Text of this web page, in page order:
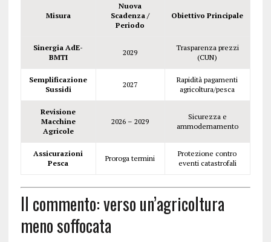
Misura
Nuova
Scadenza /
Periodo
Obiettivo Principale
Sinergia AdE-
BMTI
2029
Trasparenza prezzi
(CUN)
Semplificazione
Sussidi
2027
Rapidità pagamenti
agricoltura/pesca
Revisione
Macchine
Agricole
2026 – 2029
Sicurezza e
ammodernamento
Assicurazioni
Pesca
Proroga termini
Protezione contro
eventi catastrofali
Il commento: verso un’agricoltura
meno soffocata